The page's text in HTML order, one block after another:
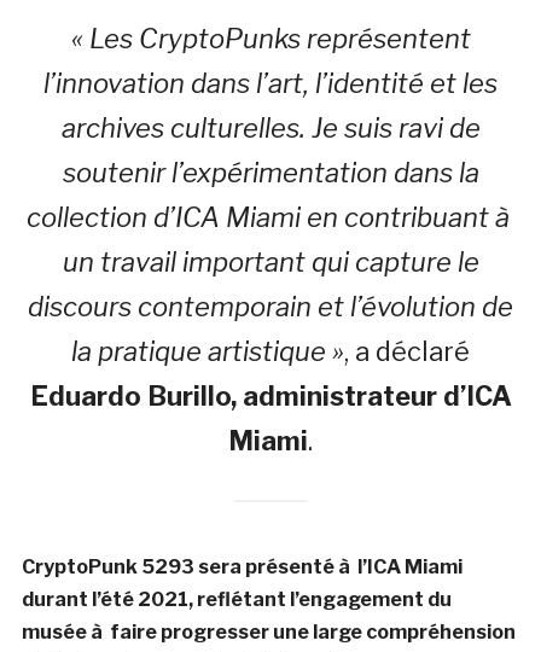
« Les CryptoPunks représentent
l’innovation dans l’art, l’identité et les
archives culturelles. Je suis ravi de
soutenir l’expérimentation dans la
collection d’ICA Miami en contribuant à
un travail important qui capture le
discours contemporain et l’évolution de
la pratique artistique », a déclaré
Eduardo Burillo, administrateur d’ICA
Miami.
CryptoPunk 5293 sera présenté à l’ICA Miami
durant l’été 2021, reflétant l’engagement du
musée à faire progresser une large compréhension